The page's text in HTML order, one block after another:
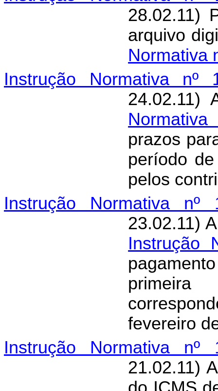
28.02.11)
arquivo
Normativa
Instrução Normativa nº
24.02.11)
Normativa
prazos
período
pelos
Instrução Normativa nº
23.02.11)
Instrução
fevereiro
Instrução Normativa nº
21.02.11)